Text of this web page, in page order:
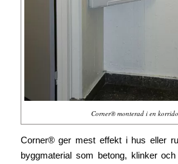
Corner® monterad i en
Corner® ger mest effekt i hus eller
byggmaterial som betong, klinker